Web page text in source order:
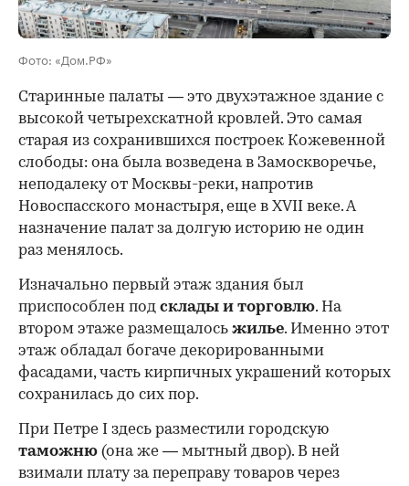
Фото: «Дом.РФ»
Старинные палаты — это двухэтажное здание с
высокой четырехскатной кровлей. Это самая
старая из сохранившихся построек Кожевенной
слободы: она была возведена в Замоскворечье,
неподалеку от Москвы-реки, напротив
Новоспасского монастыря, еще в XVII веке. А
назначение палат за долгую историю не один
раз менялось.
Изначально первый этаж здания был
приспособлен под склады и торговлю. На
втором этаже размещалось жилье. Именно этот
этаж обладал богаче декорированными
фасадами, часть кирпичных украшений которых
сохранилась до сих пор.
При Петре I здесь разместили городскую
таможню (она же — мытный двор). В ней
взимали плату за переправу товаров через